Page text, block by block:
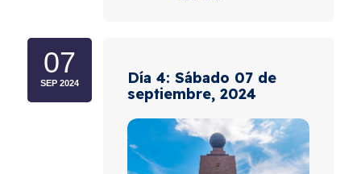
07
SEP 2024
Día 4: Sábado 07 de
septiembre, 2024